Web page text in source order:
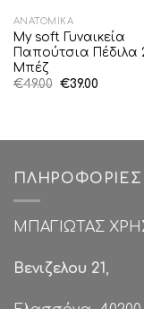
ΑΝΑΤΟΜΙΚΆ
My soft Γυναικεία
Παπούτσια Πέδιλα
Μπέζ
€49.00 Original
€39.00Η
ΠΛΗΡΟΦΟΡΊΕΣ
ΜΠΑΓΙΩΤΑΣ
Βενιζελου 21,